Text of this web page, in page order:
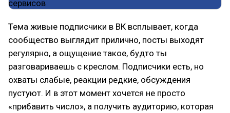
Тема живые подписчики в ВК всплывает, когда
сообщество выглядит прилично, посты выходят
регулярно, а ощущение такое, будто ты
разговариваешь с креслом. Подписчики есть, но
охваты слабые, реакции редкие, обсуждения
пустуют. И в этот момент хочется не просто
«прибавить число», а получить аудиторию, которая